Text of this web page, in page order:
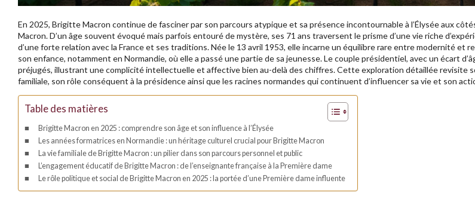
En 2025, Brigitte Macron continue de fasciner par son parcours atypique et sa présence incontournable à l’Élysée aux
Macron. D’un âge souvent évoqué mais parfois entouré de mystère, ses 71 ans traversent le prisme d’une vie riche
d’une forte relation avec la France et ses traditions. Née le 13 avril 1953, elle incarne un équilibre rare entre modernité et
son enfance, notamment en Normandie, où elle a passé une partie de sa jeunesse. Le couple présidentiel, avec un écart
préjugés, illustrant une complicité intellectuelle et affective bien au-delà des chiffres. Cette exploration détaillée revisite
familiale, son rôle conséquent à la présidence ainsi que les racines normandes qui continuent d’influencer sa vie et son
Table des matières
Brigitte Macron en 2025 : comprendre son âge et son influence à l’Élysée
Les années formatrices en Normandie : un héritage culturel crucial pour Brigitte Macron
La vie familiale de Brigitte Macron : un pilier dans son parcours personnel et public
L’engagement éducatif de Brigitte Macron : de l’enseignante française à la Première dame
Le rôle politique et social de Brigitte Macron en 2025 : la portée d’une Première dame influente